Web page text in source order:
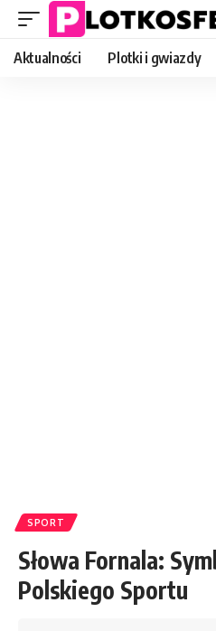
Aktualności Plotki i gwiazdy
SPORT
Słowa Fornala:
Polskiego Sportu